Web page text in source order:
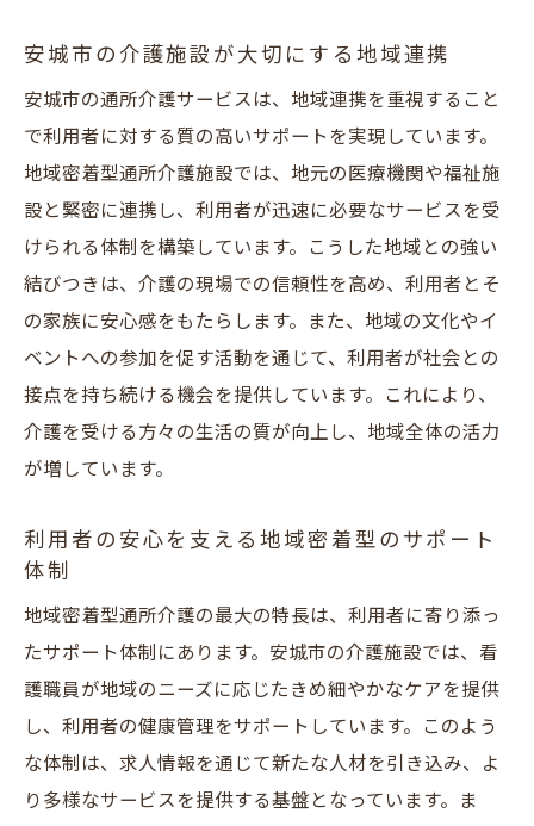
安城市の介護施設が大切にする地域連携
安城市の通所介護サービスは、地域連携を重視すること
で利用者に対する質の高いサポートを実現しています。
地域密着型通所介護施設では、地元の医療機関や福祉施
設と緊密に連携し、利用者が迅速に必要なサービスを受
けられる体制を構築しています。こうした地域との強い
結びつきは、介護の現場での信頼性を高め、利用者とそ
の家族に安心感をもたらします。また、地域の文化やイ
ベントへの参加を促す活動を通じて、利用者が社会との
接点を持ち続ける機会を提供しています。これにより、
介護を受ける方々の生活の質が向上し、地域全体の活力
が増しています。
利用者の安心を支える地域密着型のサポート
体制
地域密着型通所介護の最大の特長は、利用者に寄り添っ
たサポート体制にあります。安城市の介護施設では、看
護職員が地域のニーズに応じたきめ細やかなケアを提供
し、利用者の健康管理をサポートしています。このよう
な体制は、求人情報を通じて新たな人材を引き込み、よ
り多様なサービスを提供する基盤となっています。ま